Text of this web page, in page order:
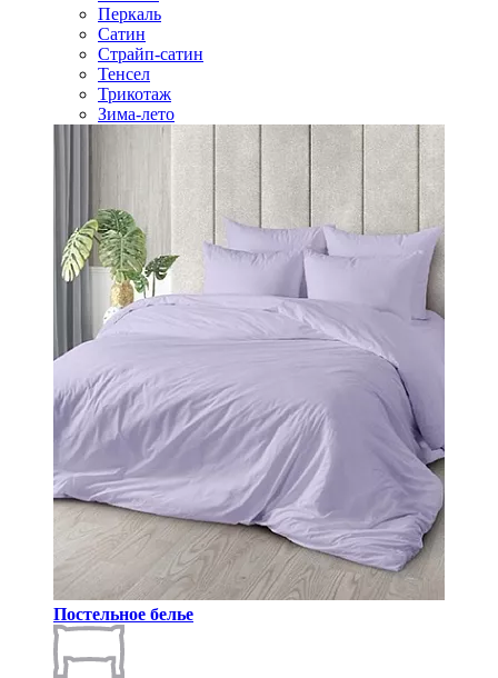
Перкаль
Сатин
Страйп-сатин
Тенсел
Трикотаж
Зима-лето
Постельное белье